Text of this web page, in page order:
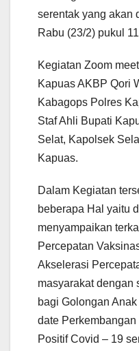
serentak yang akan
Rabu (23/2) pukul
Kegiatan Zoom
Kapuas AKBP Qori
Kabagops Polres
Staf Ahli Bupati
Selat, Kapolsek
Kapuas.
Dalam Kegiatan
beberapa Hal yaitu
menyampaikan
Percepatan
Akselerasi
masyarakat dengan
bagi Golongan
date
Positif Covid – 19